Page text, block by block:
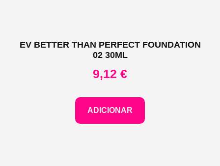
EV BETTER THAN PERFECT FOUNDATION
02 30ML
9,12 €
ADICIONAR